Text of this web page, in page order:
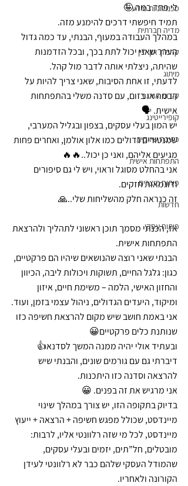
טכנולוגיות מידע
מדיה חברתית
קהילת און ליין
מיתוג
קידום אורגני
קופירייטינג
כתיבה שיווקית
התפתחות אישית
פיתוח מוצרים
חדשות
פיתוח עסקי
לי פחד במה.🤪
תמיד חיפשתי דרכים להימנע מזה.
במהלך העבודה במעוף, הבנתי, עד כמה גדול
הערך שאני יכול לתת בכך, ובכל הזדמנות
שהיתה, ניצלתי אותה לדבר מול קהל.
לדעתי, זו אחת הסיבות, שאני צריך להיות על
הבמה או בזום, עם סדנה משלי בהתפתחות
אישית. 🗣️
יש המון בעלי עסקים, בצפון ובגליל המערבי,
שמנטורים גדולים כמו אלון אולמן, ואחרים פחות
מגיעים אליהם, ואני כן יכול..🔥🔥
אני בהחלט מסוגל וראוי, ויש לי גם סיפורים
ודוגמאות חזקים.
זה כנראה חלק מהשליחות שלי..🙏
אז, הכנתי מסמך תוכן ראשוני לתהליך ולהרצאת
התפתחות אישית.
הבנתי שאני רוצה שהנושאים שיהיו הם פרקטיים,
כגון: גלגל החיים, תשוקות ויכולות ליבה, הכיוון
והחזון האישי, הלמה – משימת חיים, איזון
ומיקוד, היעדים הגדולים, ניהול עצמי בזמן, ועוד.
אני באמת חושב שיש מקום להרצאת חשיפה כזו
שנותנת כלים פרקטיים😀
ובעתיד אולי יהיה ממנה המשך לסדנא👍
דיברתי גם עם גורמים שונים, והבנתי שיש
להרצאה וסדנה כזו היתכנות.
אני מרגיש את זה בפנים. 😀
בדיוק בתקופה הזו, יש צורך במהלך שינוי
מיינדסט, שכולל מפגש חשיפה + הרצאה + ייעוץ
מיינדסט, לכל מי שזה רלוונטי אליו, לרבות:
מובטלים, חל”תים, יזמים ובעלי עסקים,
שהמודל העסקי שלהם כבר לא רלוונטי לעידן
הקורונה ולאחריו.